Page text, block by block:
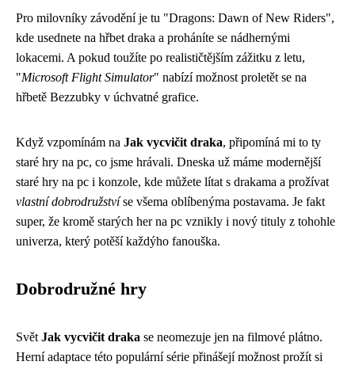
Pro milovníky závodění je tu "Dragons: Dawn of New Riders",
kde usednete na hřbet draka a proháníte se nádhernými
lokacemi. A pokud toužíte po realističtějším zážitku z letu,
"Microsoft Flight Simulator" nabízí možnost proletět se na
hřbetě Bezzubky v úchvatné grafice.
Když vzpomínám na Jak vycvičit draka, připomíná mi to ty
staré hry na pc, co jsme hrávali. Dneska už máme modernější
staré hry na pc i konzole, kde můžete lítat s drakama a prožívat
vlastní dobrodružstvíse všema oblíbenýma postavama. Je fakt
super, že kromě starých her na pc vznikly i nový tituly z tohohle
univerza, který potěší každýho fanouška.
Dobrodružné hry
Svět Jak vycvičit draka se neomezuje jen na filmové plátno.
Herní adaptace této populární série přinášejí možnost prožít si